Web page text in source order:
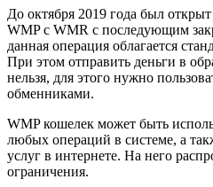
До октября 2019 года был
WMP с WMR с последующим
данная операция облагается
При этом отправить деньги в
нельзя, для этого нужно
обменниками.
WMP кошелек может быть
любых операций в системе, а
услуг в интернете. На него
ограничения.